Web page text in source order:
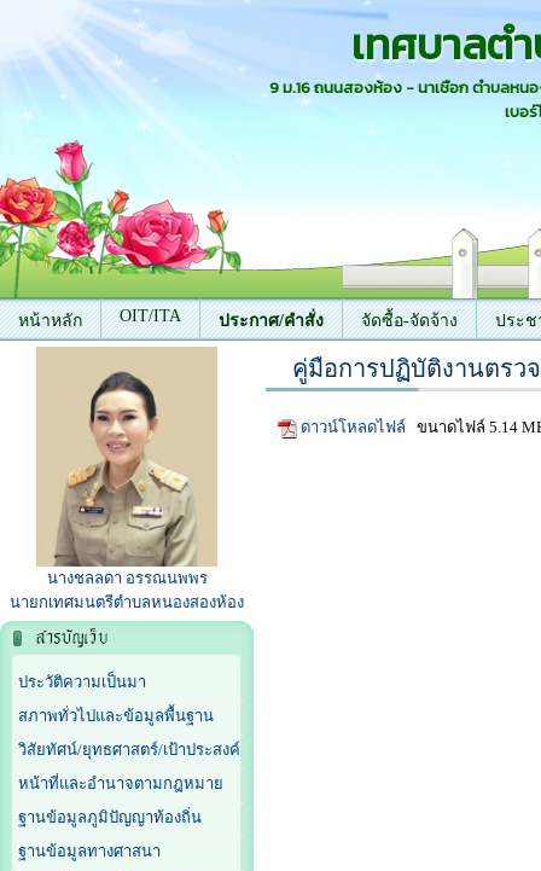
เทศบาลต
9 ม.16 ถนนสองห้อง - นาเชือก ตำบลห
เบอ
หน้าหลัก OIT/ITA ประกาศ/คำสั่ง จัดซื้อ-จัดจ้าง ประช
ติดต่อเรา
นางชลลดา อรรณนพพร
นายกเทศมนตรีตำบลหนองสองห้อง
ประวัติความเป็นมา
สภาพทั่วไปและข้อมูลพื้นฐาน
วิสัยทัศน์/ยุทธศาสตร์/เป้าประสงค์
หน้าที่และอำนาจตามกฎหมาย
ฐานข้อมูลภูมิปัญญาท้องถิ่น
ฐานข้อมูลทางศาสนา
คู่มือการปฏิบัติงานตรว
ดาวน์โหลดไฟล์ ขนาดไฟล์ 5.14